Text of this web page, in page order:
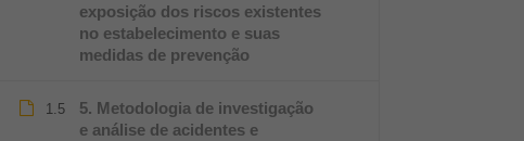
exposição dos riscos existentes
no estabelecimento e suas
medidas de prevenção
1.5
5. Metodologia de investigação
e análise de acidentes e